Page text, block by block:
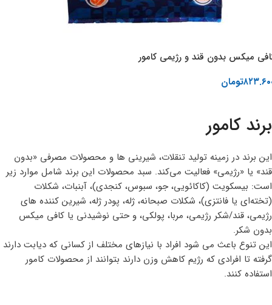
میکس بدون قند و رژیمی کامور
تومان
برند کامور
این برند در زمینه تولید تنقلات، شیرینی‌ ها و محصولات مصرفی «بدون
قند» یا «رژیمی» فعالیت می‌کند. سبد محصولات این برند شامل موارد زیر
است: بیسکویت (کاکائویی، جو، سبوس، کنجدی)، آبنبات، شکلات
(تخته‌ای یا فانتزی)، شکلات صبحانه، ژله، پودر ژله، شیرین‌ کننده‌ های
رژیمی، قند/شکر رژیمی، مربا، پولکی، و حتی نوشیدنی یا کافی میکس
بدون شکر.
این تنوع باعث می‌ شود افراد با نیازهای مختلف از کسانی که دیابت دارند
گرفته تا افرادی که رژیم کاهش وزن دارند بتوانند از محصولات کامور
استفاده کنند.